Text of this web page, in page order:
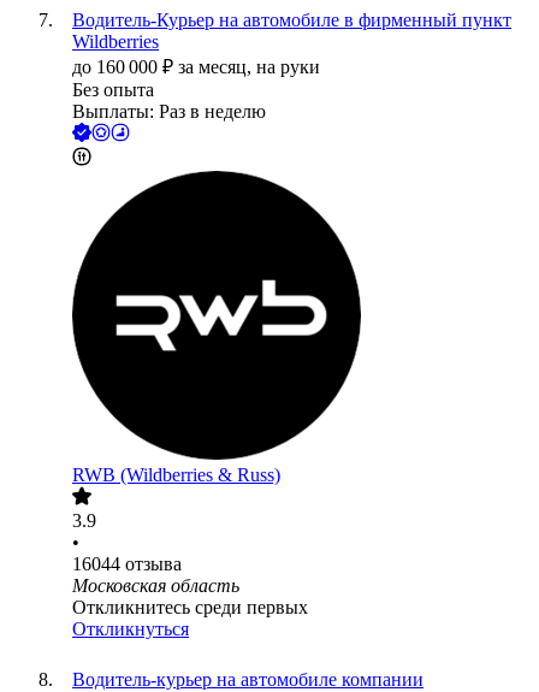
Водитель-Курьер на автомобиле в фирменный пункт
Wildberries
до 160 000 ₽ за месяц, на руки
Без опыта
Выплаты: Раз в неделю
RWB (Wildberries & Russ)
3.9
•
16044 отзыва
Московская область
Откликнитесь среди первых
Откликнуться
Водитель-курьер на автомобиле компании